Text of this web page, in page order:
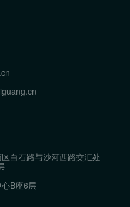
白石路与沙河西路交汇处
B座6层